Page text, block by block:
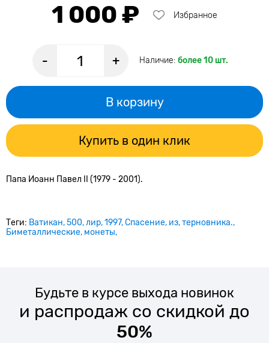
1 000 ₽ Избранное
- + Наличие: более 10 шт.
В корзину
Купить в один клик
Папа Иоанн Павел II (1979 - 2001).
Теги: Ватикан 500 лир 1997 Спасение из терновника.
Биметаллические монеты
Будьте в курсе выхода новинок
и распродаж со скидкой до
50%